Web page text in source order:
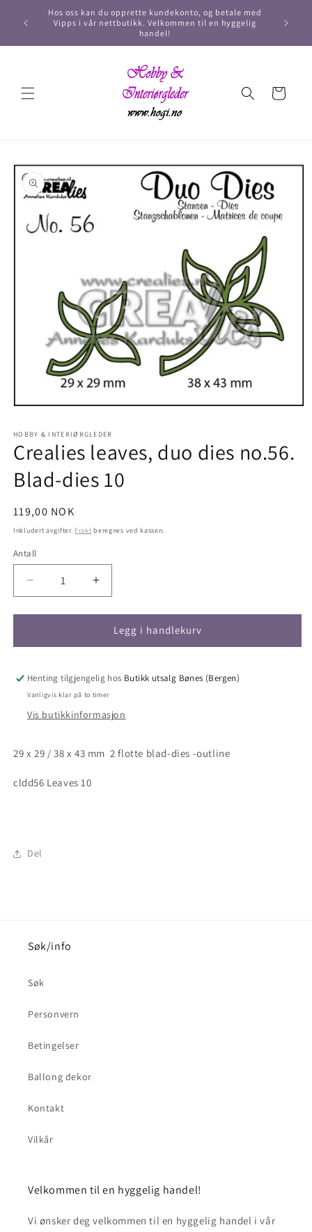
Hos oss kan du opprette kundekonto, og betale med
Vipps i vår nettbutikk. Velkommen til en hyggelig
handel!
Handlekurv
1
modal
HOBBY & INTERIØRGLEDER
Crealies leaves, duo dies no.56.
Blad-dies 10
Vanlig
pris
119,00 NOK
Inkludert avgifter. Frakt beregnes ved kassen.
Antall
Antall
antallet
for
leaves,
dies
Blad-
dies
Øk
antallet
for
Crealies
leaves,
dies
dies
Legg i handlekurv
Henting tilgjengelig hos Butikk utsalg Bønes (Bergen)
Vanligvis klar på to timer
Vis butikkinformasjon
29 x 29 / 38 x 43 mm 2 flotte blad-dies -outline
cldd56 Leaves 10
Del
Søk/info
Søk
Personvern
Betingelser
Ballong dekor
Kontakt
Vilkår
Velkommen til en hyggelig handel!
Vi ønsker deg velkommen til en hyggelig handel i vår